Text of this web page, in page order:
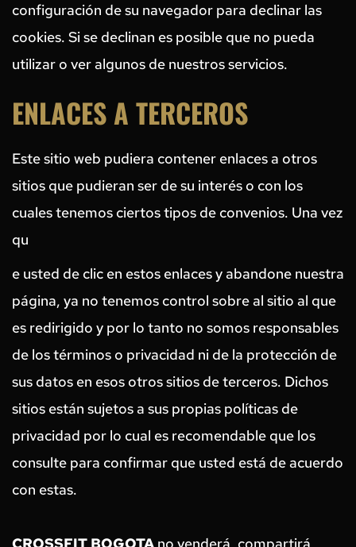
configuración de su navegador para declinar las
cookies. Si se declinan es posible que no pueda
utilizar o ver algunos de nuestros servicios.
ENLACES A TERCEROS
Este sitio web pudiera contener enlaces a otros
sitios que pudieran ser de su interés o con los
cuales tenemos ciertos tipos de convenios. Una vez
qu
e usted de clic en estos enlaces y abandone nuestra
página, ya no tenemos control sobre al sitio al que
es redirigido y por lo tanto no somos responsables
de los términos o privacidad ni de la protección de
sus datos en esos otros sitios de terceros. Dichos
sitios están sujetos a sus propias políticas de
privacidad por lo cual es recomendable que los
consulte para confirmar que usted está de acuerdo
con estas.